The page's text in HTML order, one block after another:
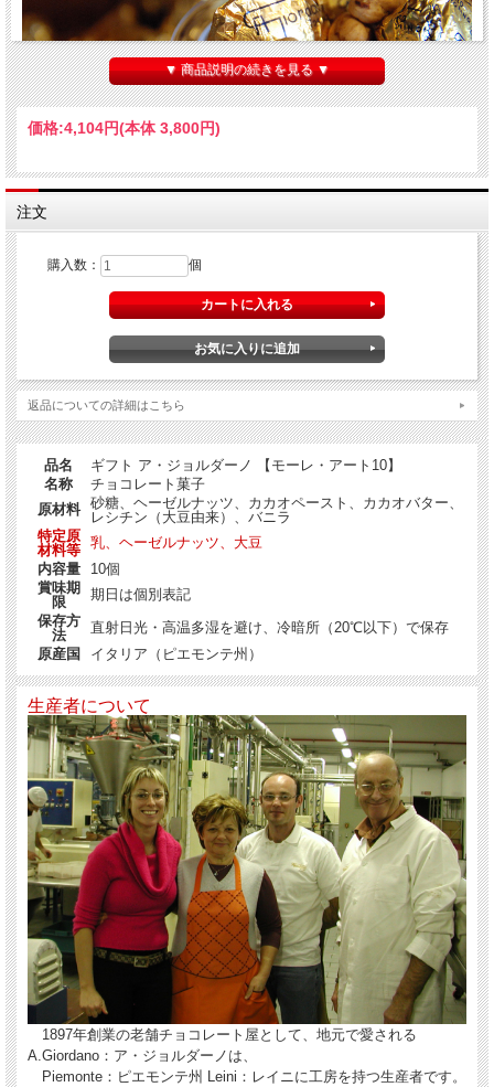
ア・ジョルダーノ 【モーレ・アート10】
ピエモンテ州トリノの名産品として有名なヘーゼルナッツを練りこんだチョコレ
ート。
三角屋根の形が特徴で、トリノの街のお菓子屋さんでよく目にします。
型に入れて成形した均質な見た目の美しい「モデッラーティ」と
め合わせです。
トリノの象徴であるMole Antonelliana：モーレ・アントネリアーナをアーティス
テックに
デザインした素敵な化粧箱に入れてお届けいたします。
セット内容
各商品の詳細及び原材料についてはそれぞれの商品名に当該ページのリンクを貼
っておりますのでご確認下さい。
ジャンドゥイオッティ・モデッラーティ 5個
ジャンドゥイオッティ・オロ（手ごねタイプ） 5個
計 10個
配送について
本商品そのものは冷蔵品ではありませんが、気温の高い時期は配送中の車内温度
▼ 商品説明の続きを見る ▼
価格:4,104円(本体 3,800円)
注文
購入数： 個
返品についての詳細はこちら
品名
ギフト ア・ジョルダーノ 【モーレ・アート10】
名称
チョコレート菓子
原材料
砂糖、ヘーゼルナッツ、カカオペースト、カカオバター、
レシチン（大豆由来）、バニラ
特定原
材料等
乳、ヘーゼルナッツ、大豆
内容量
10個
賞味期
限
期日は個別表記
保存方
法
直射日光・高温多湿を避け、冷暗所（20℃以下）で保存
原産国
イタリア（ピエモンテ州）
生産者について
1897年創業の老舗チョコレート屋として、地元で愛される
A.Giordano：ア・ジョルダーノは、
Piemonte：ピエモンテ州 Leini：レイニに工房を持つ生産者です。